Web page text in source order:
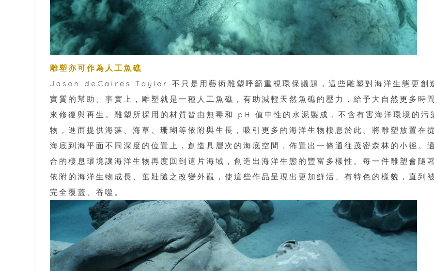
雕塑亦可作為人工魚礁
Jason deCaires Taylor 不只是用藝術雕塑呼籲重視環保議題，這些雕塑對海洋生態更創
實質的幫助。事實上，雕塑就是一種人工魚礁，有助減輕天然魚礁的壓力，給予大自然更多時
來修復與再生。雕塑所採用的材質皆由無毒和 pH 值中性的水泥製成，不含有害海洋環境的污
物，進而提供海藻、海草、珊瑚等依附與生長，吸引更多的海洋生物棲息於此。將雕塑放置在
海底到海平面不同深度的位置上，創造具層次的海底空間，佈置出一條通往茂密森林的小徑。
合的棲息環境讓海洋生物再度回到這片海域，創造出海洋生態的豐富多樣性。每一件雕塑會隨
依附的海洋生物成長、茁壯隨之改變外觀，使這些作品呈現出更加鮮活、有特色的樣貌，直到
完全覆蓋、吞噬。